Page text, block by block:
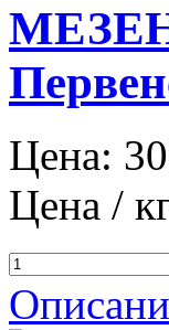
Цена:
Цена /